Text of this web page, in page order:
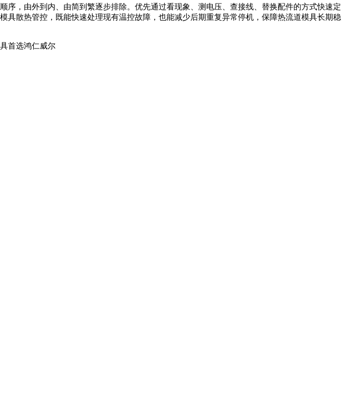
，由外到内、由简到繁逐步排除。优先通过看现象、测电压、查接线、替换配件的方式快速定
散热管控，既能快速处理现有温控故障，也能减少后期重复异常停机，保障热流道模具长期稳